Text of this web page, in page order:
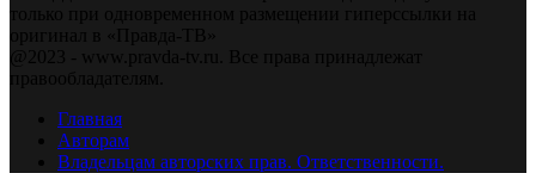
только при одновременном размещении гиперссылки на
оригинал в «Правда-ТВ»
@2023 - www.pravda-tv.ru. Все права принадлежат
правообладателям.
Главная
Авторам
Владельцам авторских прав. Ответственности.